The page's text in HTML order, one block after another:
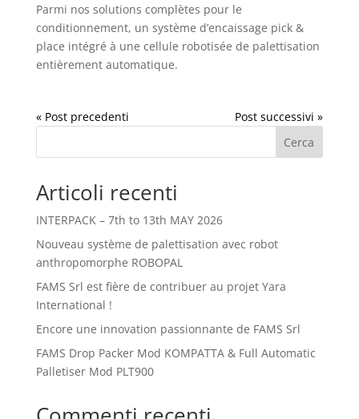
Parmi nos solutions complètes pour le
conditionnement, un système d’encaissage pick &
place intégré à une cellule robotisée de palettisation
entièrement automatique.
« Post precedenti
Post successivi »
Cerca
Articoli recenti
INTERPACK – 7th to 13th MAY 2026
Nouveau système de palettisation avec robot
anthropomorphe ROBOPAL
FAMS Srl est fière de contribuer au projet Yara
International !
Encore une innovation passionnante de FAMS Srl
FAMS Drop Packer Mod KOMPATTA & Full Automatic
Palletiser Mod PLT900